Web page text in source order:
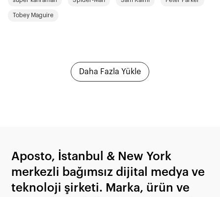
ettiğini gösteriyor: İnsanlar gerçek benliğiyle
tanışsalar onu yine de severler miydi?
Tobey Maguire
Daha Fazla Yükle
Aposto, İstanbul & New York
merkezli bağımsız dijital medya ve
teknoloji şirketi. Marka, ürün ve